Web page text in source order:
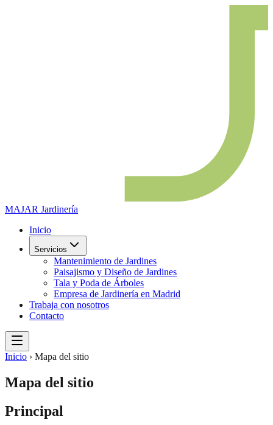
MAJAR Jardinería
Inicio
Servicios
Mantenimiento de Jardines
Paisajismo y Diseño de Jardines
Tala y Poda de Árboles
Empresa de Jardinería en Madrid
Trabaja con nosotros
Contacto
Inicio › Mapa del sitio
Mapa del sitio
Principal